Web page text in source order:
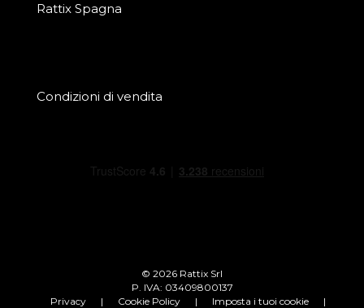
Rattix Spagna
Condizioni di vendita
© 2026 Rattix Srl
P. IVA: 03409800137
Privacy
| Cookie Policy | Imposta i tuoi cookie
|